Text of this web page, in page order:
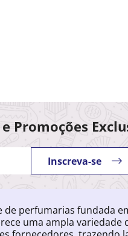
Promoções
Inscreva-se
perfumarias fundada
uma ampla